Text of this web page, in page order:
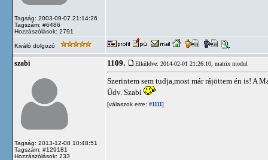
Tagság: 2003-09-07 21:14:26
Tagszám: #6486
Hozzászólások: 2791
Kiváló dolgozó
szabi
Tagság: 2013-12-08 10:48:51
Tagszám: #129181
Hozzászólások: 233
1109. Elküldve: 2014-02-01 21:26:10, matrix modul
Szerintem sem tudja,most már rájöttem én is! A
Üdv. Szabi
[válaszok erre: #1111]